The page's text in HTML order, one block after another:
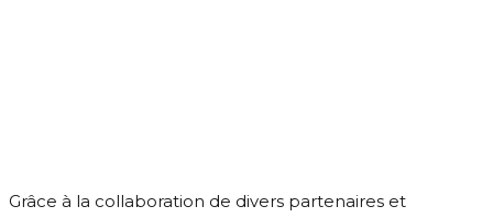
Grâce à la collaboration de divers partenaires et